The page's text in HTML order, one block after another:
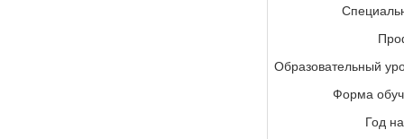
Образовательный
Форма
Год